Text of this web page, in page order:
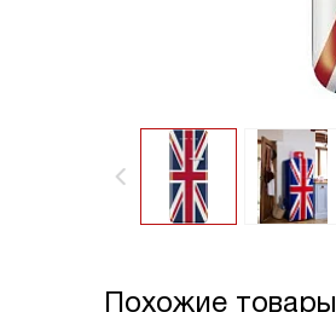
Похожие товары